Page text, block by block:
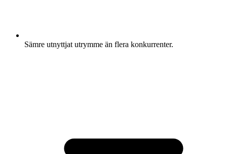
Sämre utnyttjat utrymme än flera konkurrenter.